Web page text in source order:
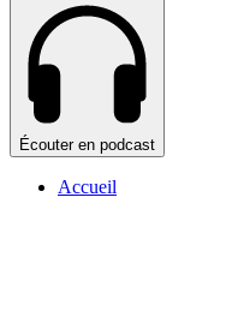
Écouter en podcast
Accueil